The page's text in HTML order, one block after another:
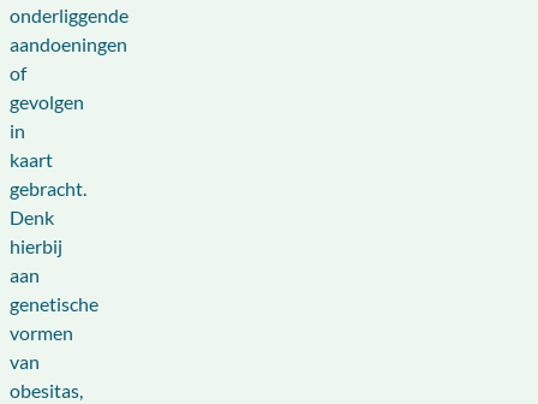
onderliggende
aandoeningen
of
gevolgen
in
kaart
gebracht.
Denk
hierbij
aan
genetische
vormen
van
obesitas,